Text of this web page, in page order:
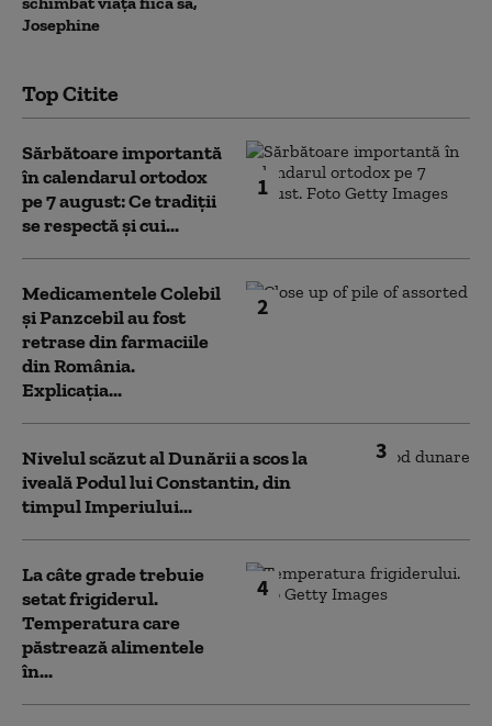
Josephine
Top Citite
1
Sărbătoare importantă
în calendarul ortodox
pe 7 august: Ce tradiții
se respectă și cui...
2
Medicamentele Colebil
și Panzcebil au fost
retrase din farmaciile
din România.
Explicația...
3
Nivelul scăzut al Dunării a scos la
iveală Podul lui Constantin, din
timpul Imperiului...
4
La câte grade trebuie
setat frigiderul.
Temperatura care
păstrează alimentele
în...